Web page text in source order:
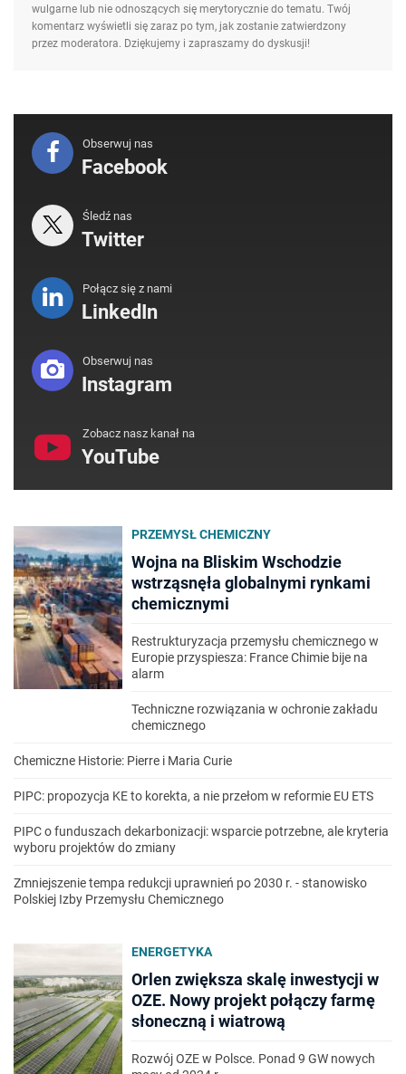
wulgarne lub nie odnoszących się merytorycznie do tematu. Twój
komentarz wyświetli się zaraz po tym, jak zostanie zatwierdzony
przez moderatora. Dziękujemy i zapraszamy do dyskusji!
Obserwuj nas
Facebook
Śledź nas
Twitter
Połącz się z nami
LinkedIn
Obserwuj nas
Instagram
Zobacz nasz kanał na
YouTube
PRZEMYSŁ CHEMICZNY
Wojna na Bliskim Wschodzie
wstrząsnęła globalnymi rynkami
chemicznymi
Restrukturyzacja przemysłu chemicznego w
Europie przyspiesza: France Chimie bije na
alarm
Techniczne rozwiązania w ochronie zakładu
chemicznego
Chemiczne Historie: Pierre i Maria Curie
PIPC: propozycja KE to korekta, a nie przełom w reformie EU ETS
PIPC o funduszach dekarbonizacji: wsparcie potrzebne, ale kryteria
wyboru projektów do zmiany
Zmniejszenie tempa redukcji uprawnień po 2030 r. - stanowisko
Polskiej Izby Przemysłu Chemicznego
ENERGETYKA
Orlen zwiększa skalę inwestycji w
OZE. Nowy projekt połączy farmę
słoneczną i wiatrową
Rozwój OZE w Polsce. Ponad 9 GW nowych